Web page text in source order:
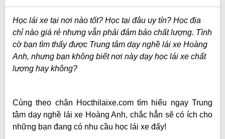
Học lái xe tại nơi nào tốt? Học tại đâu uy tín? Học địa
chỉ nào giá rẻ nhưng vẫn phải đảm bảo chất lượng. Tình
cờ bạn tìm thấy được Trung tâm dạy nghề lái xe Hoàng
Anh, nhưng bạn không biết nơi này dạy học lái xe chất
lượng hay không?
Cùng theo chân Hocthilaixe.com tìm hiểu ngay Trung
tâm dạy nghề lái xe Hoàng Anh, chắc hẳn sẽ có ích cho
những bạn đang có nhu cầu học lái xe đấy!